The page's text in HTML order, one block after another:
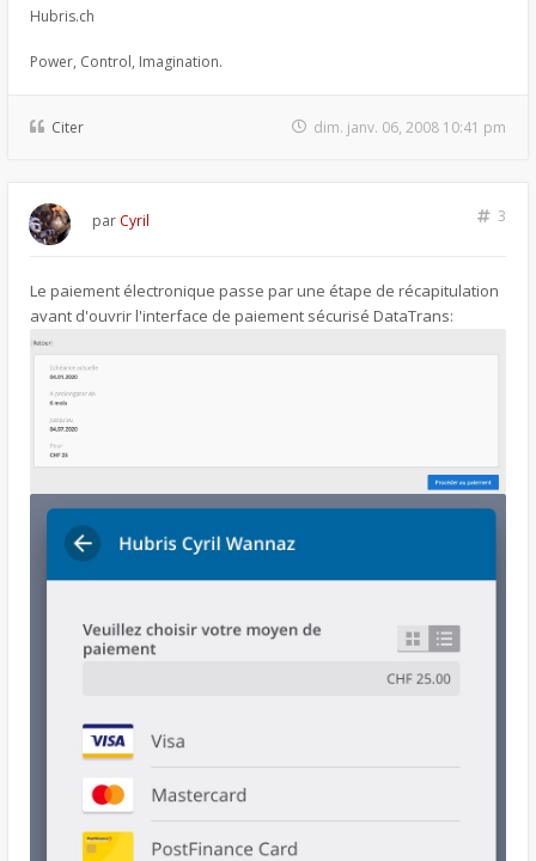
Hubris.ch
Power, Control, Imagination.
Citer dim. janv. 06, 2008 10:41 pm
3
par Cyril
Le paiement électronique passe par une étape de récapitulation
avant d'ouvrir l'interface de paiement sécurisé DataTrans: